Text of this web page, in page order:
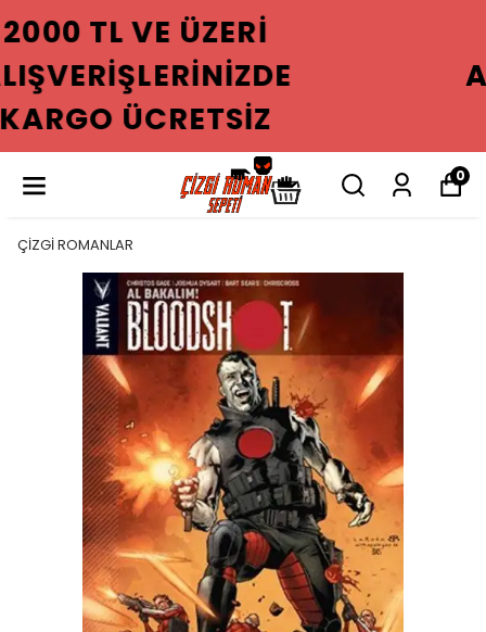
2000 TL VE ÜZERI
ALIŞVERIŞLERINIZDE
KARGO ÜCRETSIZ
0
ÇİZGİ ROMANLAR